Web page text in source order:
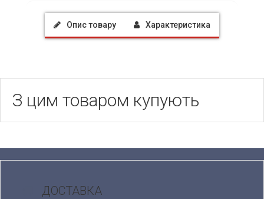
Опис товару Характеристика
З цим товаром купують
ДОСТАВКА